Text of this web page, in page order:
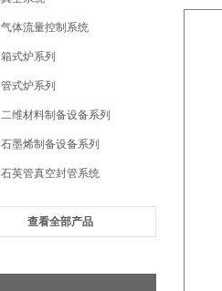
气体流量控制系统
箱式炉系列
管式炉系列
二维材料制备设备系列
石墨烯制备设备系列
石英管真空封管系统
查看全部产品